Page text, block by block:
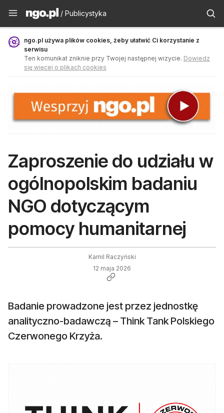
Publicystyka - ngo.pl
/ Publicystyka
ngo.pl używa plików cookies, żeby ułatwić Ci korzystanie z
serwisu
Ten komunikat zniknie przy Twojej następnej wizycie. Dowiedz
się więcej o plikach cookies
Zaproszenie do udziału w
ogólnopolskim badaniu
NGO dotyczącym
pomocy humanitarnej
Kamil Raczyński
12 maja 2026
Badanie prowadzone jest przez jednostkę
analityczno-badawczą – Think Tank Polskiego
Czerwonego Krzyża.